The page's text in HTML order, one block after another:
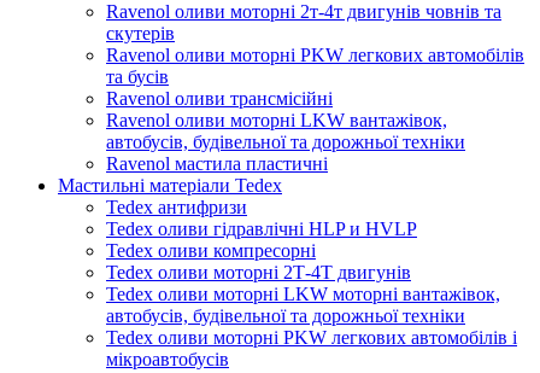
Ravenol оливи моторні 2т-4т двигунів човнів та
скутерів
Ravenol оливи моторні PKW легкових автомобілів
та бусів
Ravenol оливи трансмісійні
Ravenol оливи моторні LKW вантажівок,
автобусів, будівельної та дорожньої техніки
Ravenol мастила пластичні
Мастильні матеріали Tedex
Tedex антифризи
Tedex оливи гідравлічні HLP и HVLP
Tedex оливи компресорні
Tedex оливи моторні 2Т-4Т двигунів
Tedex оливи моторні LKW моторні вантажівок,
автобусів, будівельної та дорожньої техніки
Tedex оливи моторні PKW легкових автомобілів і
мікроавтобусів